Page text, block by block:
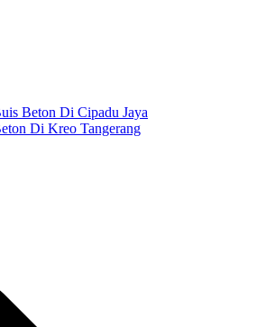
Beton Di Cipadu Jaya
Di Kreo Tangerang